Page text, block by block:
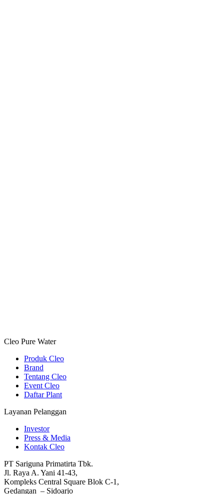
Cleo Pure Water
Produk Cleo
Brand
Tentang Cleo
Event Cleo
Daftar Plant
Layanan Pelanggan
Investor
Press & Media
Kontak Cleo
PT Sariguna Primatirta Tbk.
Jl. Raya A. Yani 41-43,
Kompleks Central Square Blok C-1,
Gedangan – Sidoarjo